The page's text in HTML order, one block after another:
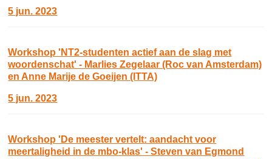
5 jun. 2023
Workshop 'NT2-studenten actief aan de slag met
woordenschat' - Marlies Zegelaar (Roc van Amsterdam)
en Anne Marije de Goeijen (ITTA)
5 jun. 2023
Workshop 'De meester vertelt: aandacht voor
meertaligheid in de mbo-klas' - Steven van Egmond